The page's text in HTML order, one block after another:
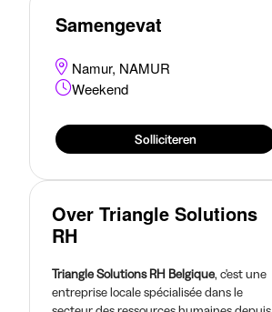
Samengevat
Namur, NAMUR
Weekend
Solliciteren
Over Triangle Solutions
RH
Triangle Solutions RH Belgique, c'est une
entreprise locale spécialisée dans le